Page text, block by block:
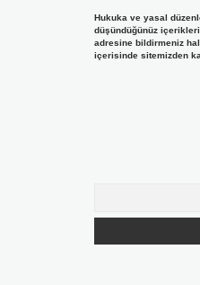
Hukuka ve yasal
düşündüğünüz
adresine bildirmeniz
içerisinde sitemizden